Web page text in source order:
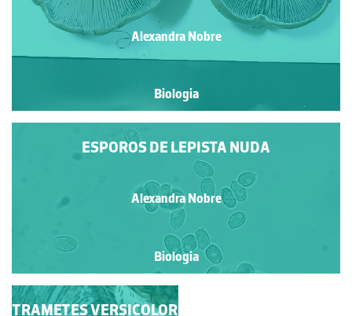
Alexandra Nobre
Biologia
ESPOROS DE LEPISTA NUDA
Alexandra Nobre
Biologia
ESPOROS DO
TRAMETES VERSICOLOR